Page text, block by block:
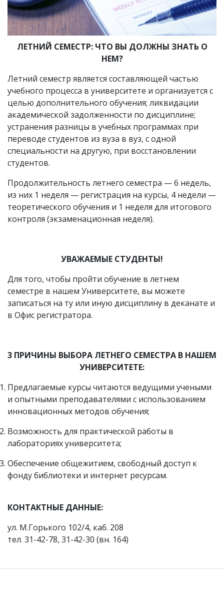
ЛЕТНИЙ СЕМЕСТР: ЧТО ВЫ ДОЛЖНЫ ЗНАТЬ О
НЕМ?
Летний семестр является составляющей частью
учебного процесса в университете и организуется с
целью дополнительного обучения; ликвидации
академической задолженности по дисциплине;
устранения разницы в учебных программах при
переводе студентов из вуза в вуз, с одной
специальности на другую, при восстановлении
студентов.
Продолжительность летнего семестра — 6 недель,
из них 1 неделя — регистрация на курсы, 4 недели —
теоретического обучения и 1 неделя для итогового
контроля (экзаменационная неделя).
УВАЖАЕМЫЕ СТУДЕНТЫ!
Для того, чтобы пройти обучение в летнем
семестре в нашем Университете, вы можете
записаться на ту или иную дисциплину в деканате и
в Офис регистратора.
3 ПРИЧИНЫ ВЫБОРА ЛЕТНЕГО СЕМЕСТРА В НАШЕМ
УНИВЕРСИТЕТЕ:
Предлагаемые курсы читаются ведущими учеными
и опытными преподавателями с использованием
инновационных методов обучения;
Возможность для практической работы в
лабораториях университета;
Обеспечение общежитием, свободный доступ к
фонду библиотеки и интернет ресурсам.
КОНТАКТНЫЕ ДАННЫЕ:
ул. М.Горького 102/4, каб. 208
тел. 31-42-78, 31-42-30 (вн. 164)